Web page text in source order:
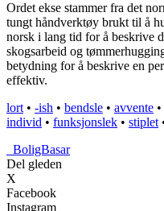
Ordet ekse stammer fra det
tungt håndverktøy brukt til å
norsk i lang tid for å beskrive
skogsarbeid og
betydning for å beskrive en
effektiv.
lort • -ish • bendsle • avvente •
individ • funksjonslek • stiplet
BoligBasar
Del gleden
X
Facebook
Instagram